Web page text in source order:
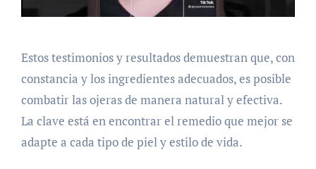
Estos testimonios y resultados demuestran que, con
constancia y los ingredientes adecuados, es posible
combatir las ojeras de manera natural y efectiva.
La clave está en encontrar el remedio que mejor se
adapte a cada tipo de piel y estilo de vida.